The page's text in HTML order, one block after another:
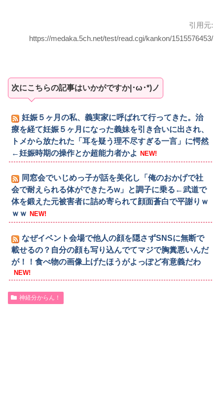
引用元:
https://medaka.5ch.net/test/read.cgi/kankon/1515576453/
次にこちらの記事はいかがですか|･ω･*)ノ
妊娠５ヶ月の私、義実家に呼ばれて行ってきた。治
療を経て妊娠５ヶ月になった義妹を引き合いに出され、
トメから放たれた「耳を疑う理不尽すぎる一言」に愕然
←妊娠時期の操作とか超能力者かよ
NEW!
同窓会でいじめっ子が話を美化し「俺のおかげで社
会で耐えられる体ができたろw」と調子に乗る←武道で
体を鍛えた元被害者に詰め寄られて顔面蒼白で平謝りｗ
ｗｗ NEW!
なぜイベント会場で他人の顔を隠さずSNSに無断で
載せるの？自分の顔も写り込んでてマジで胸糞悪いんだ
が！！食べ物の画像上げたほうがよっぽど有意義だわ
NEW!
神経分からん！